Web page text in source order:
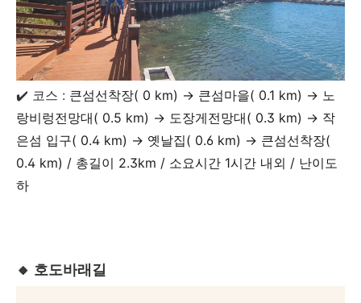
✔️ 코스 : 큰섬선착장( 0 km) → 큰섬마을( 0.1 km) → 노
랑비렁전망대( 0.5 km) → 도장게전망대( 0.3 km) → 작
은섬 입구( 0.4 km) → 옛날집( 0.6 km) → 큰섬선착장(
0.4 km) / 총길이 2.3km / 소요시간 1시간 내외 / 난이도
하
🔸 호도바래길